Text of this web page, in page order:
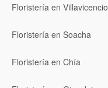
Floristería en Villavicencio
Floristería en Soacha
Floristería en Chía